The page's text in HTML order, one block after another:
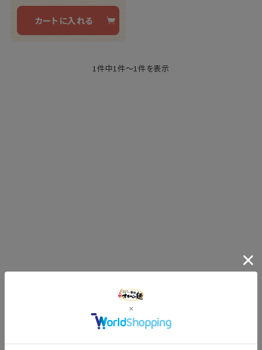
カートに入れる
1件中1件～1件を表示